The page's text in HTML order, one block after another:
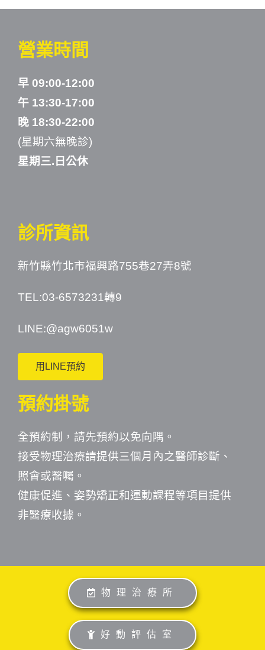
營業時間
早 09:00-12:00
午 13:30-17:00
晚 18:30-22:00
(星期六無晚診)
星期三.日公休
診所資訊
新竹縣竹北市福興路755巷27弄8號
TEL:03-6573231轉9
LINE:@agw6051w
用LINE預約
預約掛號
全預約制，請先預約以免向隅。
接受物理治療請提供三個月內之醫師診斷、
照會或醫囑。
健康促進、姿勢矯正和運動課程等項目提供
非醫療收據。
物理治療所
好動評估室